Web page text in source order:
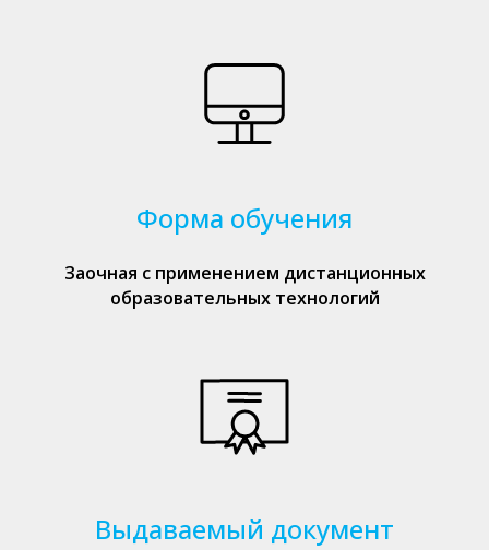
Форма обучения
Заочная с применением дистанционных
образовательных технологий
Выдаваемый документ